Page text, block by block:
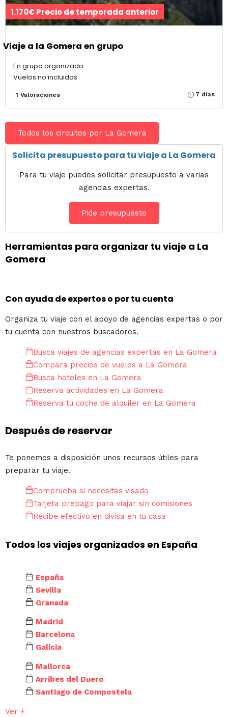
1.170€ Precio de temporada anterior
Viaje a la Gomera en grupo
En grupo organizado
Vuelos no incluidos
1 Valoraciones 7 días
Todos los circuitos por La Gomera
Solicita presupuesto para tu viaje a La Gomera
Para tu viaje puedes solicitar presupuesto a varias
agencias expertas.
Pide presupuesto
Herramientas para organizar tu viaje a La
Gomera
Con ayuda de expertos o por tu cuenta
Organiza tu viaje con el apoyo de agencias expertas o por
tu cuenta con nuestros buscadores.
Busca viajes de agencias expertas en La Gomera
Compara precios de vuelos a La Gomera
Busca hoteles en La Gomera
Reserva actividades en La Gomera
Reserva tu coche de alquiler en La Gomera
Después de reservar
Te ponemos a disposición unos recursos útiles para
preparar tu viaje.
Comprueba si necesitas visado
Tarjeta prepago para viajar sin comisiones
Recibe efectivo en divisa en tu casa
Todos los viajes organizados en España
España
Sevilla
Granada
Madrid
Barcelona
Galicia
Mallorca
Arribes del Duero
Santiago de Compostela
Ver +